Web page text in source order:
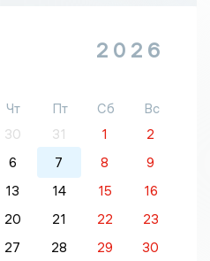
2026
Чт Пт Сб
Вс
30 31 1
2
6 7 8
9
13 14 15
16
20 21 22
23
27 28 29
30